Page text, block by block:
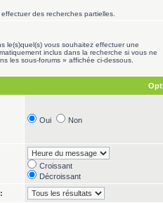
des recherches partielles.
le(s)quel(s) vous souhaitez effectuer une
inclus dans la recherche si vous ne
les sous-forums » affichée ci-dessous.
Oui Non
Croissant
Décroissant